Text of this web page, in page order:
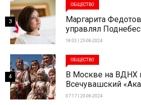
ОБЩЕСТВО
Маргарита
управлял
18:03 | 23-06-2024
3
ОБЩЕСТВО
В Москве на ВДНХ
Всечувашский
07:17 | 20-06-2024
4